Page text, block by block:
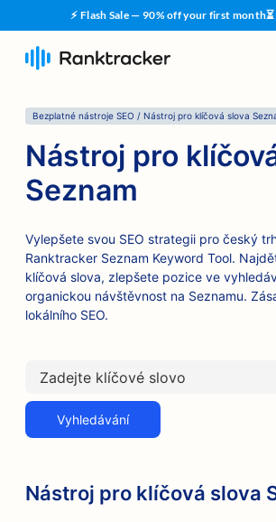
⚡ Flash Sale — 90% off your first month⏳
Bezplatné nástroje SEO / Nástroj pro klíčová slova
Nástroj pro
Seznam
Vylepšete svou SEO strategii pro český
Ranktracker Seznam Keyword Tool.
klíčová slova, zlepšete pozice ve
organickou návštěvnost na Seznamu.
lokálního SEO.
Vyhledávání
Nástroj pro klíčová slova